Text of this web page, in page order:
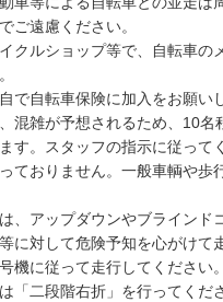
ご遠慮ください。
クルショップ等で、自転車の
で自転車保険に加入をお願い
混雑が予想されるため、10名
す。スタッフの指示に従って
ておりません。一般車輌や歩
、アップダウンやブラインド
に対して危険予知を心がけて
機に従って走行してください
「二段階右折」を行ってくだ